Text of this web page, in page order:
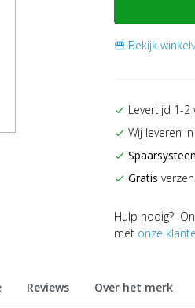
storefront Bekijk
check Levertijd 1-2
check Wij leveren in
check
check Gratis
Hulp nodig?
met onze
Reviews Over het merk